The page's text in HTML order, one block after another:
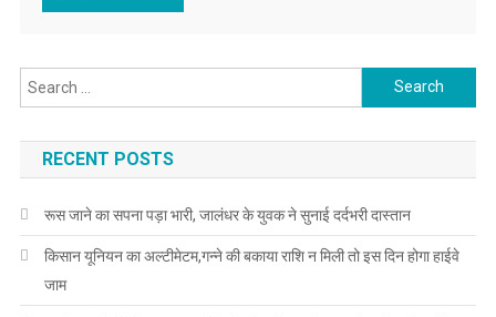
Search for:
RECENT POSTS
रूस जाने का सपना पड़ा भारी, जालंधर के युवक ने सुनाई दर्दभरी दास्तान
किसान यूनियन का अल्टीमेटम,गन्ने की बकाया राशि न मिली तो इस दिन होगा हाईवे
जाम